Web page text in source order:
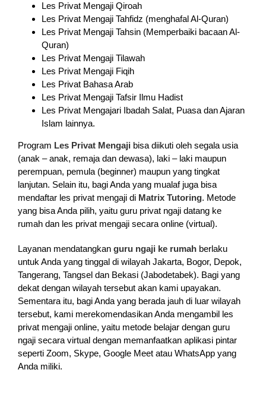
Les Privat Mengaji Qiroah
Les Privat Mengaji Tahfidz (menghafal Al-Quran)
Les Privat Mengaji Tahsin (Memperbaiki bacaan Al-
Quran)
Les Privat Mengaji Tilawah
Les Privat Mengaji Fiqih
Les Privat Bahasa Arab
Les Privat Mengaji Tafsir Ilmu Hadist
Les Privat Mengajari Ibadah Salat, Puasa dan Ajaran
Islam lainnya.
Program Les Privat Mengaji bisa diikuti oleh segala usia
(anak – anak, remaja dan dewasa), laki – laki maupun
perempuan, pemula (beginner) maupun yang tingkat
lanjutan. Selain itu, bagi Anda yang mualaf juga bisa
mendaftar les privat mengaji di Matrix Tutoring. Metode
yang bisa Anda pilih, yaitu guru privat ngaji datang ke
rumah dan les privat mengaji secara online (virtual).
Layanan mendatangkan guru ngaji ke rumahberlaku
untuk Anda yang tinggal di wilayah Jakarta, Bogor, Depok,
Tangerang, Tangsel dan Bekasi (Jabodetabek). Bagi yang
dekat dengan wilayah tersebut akan kami upayakan.
Sementara itu, bagi Anda yang berada jauh di luar wilayah
tersebut, kami merekomendasikan Anda mengambil les
privat mengaji online, yaitu metode belajar dengan guru
ngaji secara virtual dengan memanfaatkan aplikasi pintar
seperti Zoom, Skype, Google Meet atau WhatsApp yang
Anda miliki.